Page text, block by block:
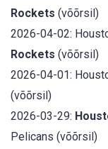
Rockets (võõrsil)
2026-04-02:
Rockets (võõrsil)
2026-04-01:
(võõrsil)
2026-03-29:
Pelicans (võõrsil)